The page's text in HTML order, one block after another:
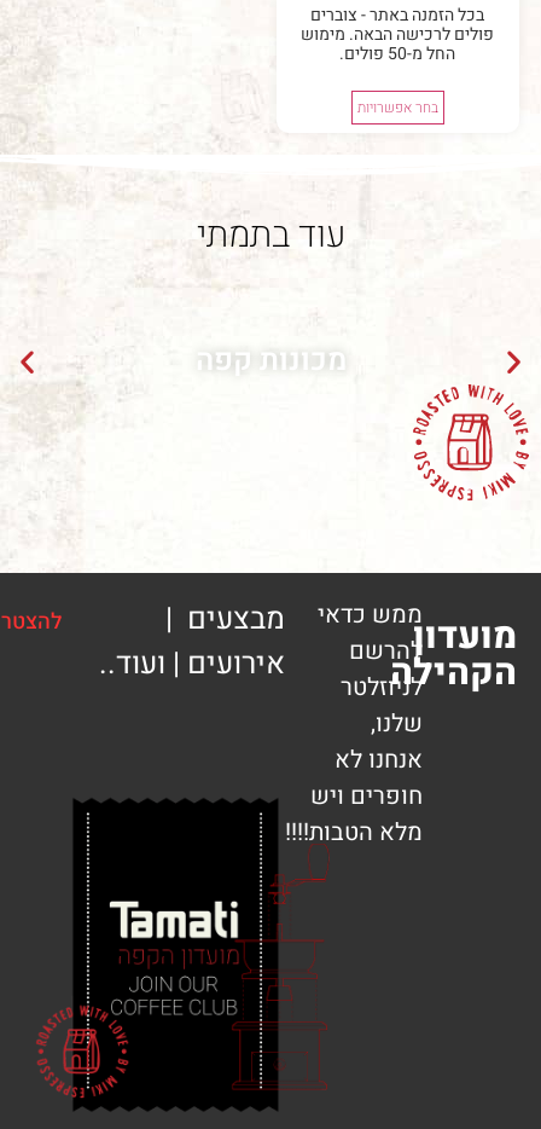
הזמנה באתר - צוברים
לרכישה הבאה. מימוש
בחר אפשרויות
עוד בתמתי
מכונות קפה
ממש כדאי
להרשם
לניוזלטר
אנחנו לא
חופרים ויש
מלא הטבות!!!!
מבצעים |
אירועים | ועוד..
להצטרפות